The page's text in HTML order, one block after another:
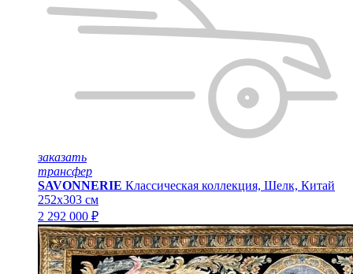
заказать
трансфер
SAVONNERIE Классическая коллекция, Шелк, Китай
252x303 см
2 292 000 ₽